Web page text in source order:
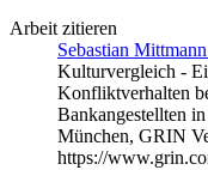
Arbeit zitieren
Sebastian
Kulturvergleich -
Konfliktverhalten
Bankangestellten
München, GRIN
https://